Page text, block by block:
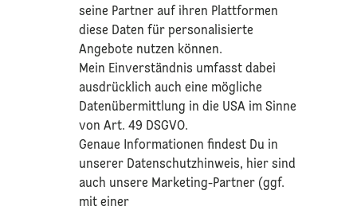
seine Partner auf ihren Plattformen
diese Daten für personalisierte
Angebote nutzen können.
Mein Einverständnis umfasst dabei
ausdrücklich auch eine mögliche
Datenübermittlung in die USA im Sinne
von Art. 49 DSGVO.​
​Genaue Informationen findest Du in
unserer Datenschutzhinweis, hier sind
auch unsere Marketing-Partner (ggf.
mit einer